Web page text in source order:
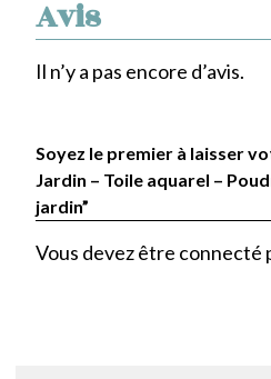
Avis
Il n’y a pas encore d’avis.
Soyez le premier à laisser
Jardin – Toile aquarel –
jardin”
Vous devez être connecté